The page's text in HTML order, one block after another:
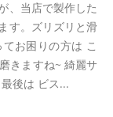
、当店で製作した
す。ズリズリと滑
お困りの方は こ
きますね~ 綺麗サ
後は ビス...